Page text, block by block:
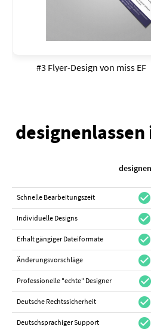
#3 Flyer-Design von miss EF
Schnelle Bearbeitungszeit check_circle
Individuelle Designs check_circle
Erhalt gängiger Dateiformate check_circle
Änderungsvorschläge check_circle
Professionelle "echte" Designer check_circle
Deutsche Rechtssicherheit check_circle
Deutschsprachiger Support check_circle